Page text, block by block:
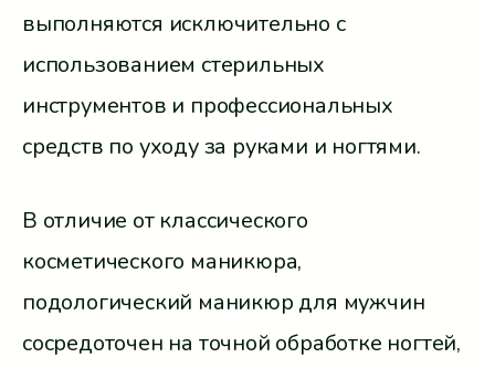
выполняются исключительно с
использованием стерильных
инструментов и профессиональных
средств по уходу за руками и ногтями.
В отличие от классического
косметического маникюра,
подологический маникюр для мужчин
сосредоточен на точной обработке ногтей,